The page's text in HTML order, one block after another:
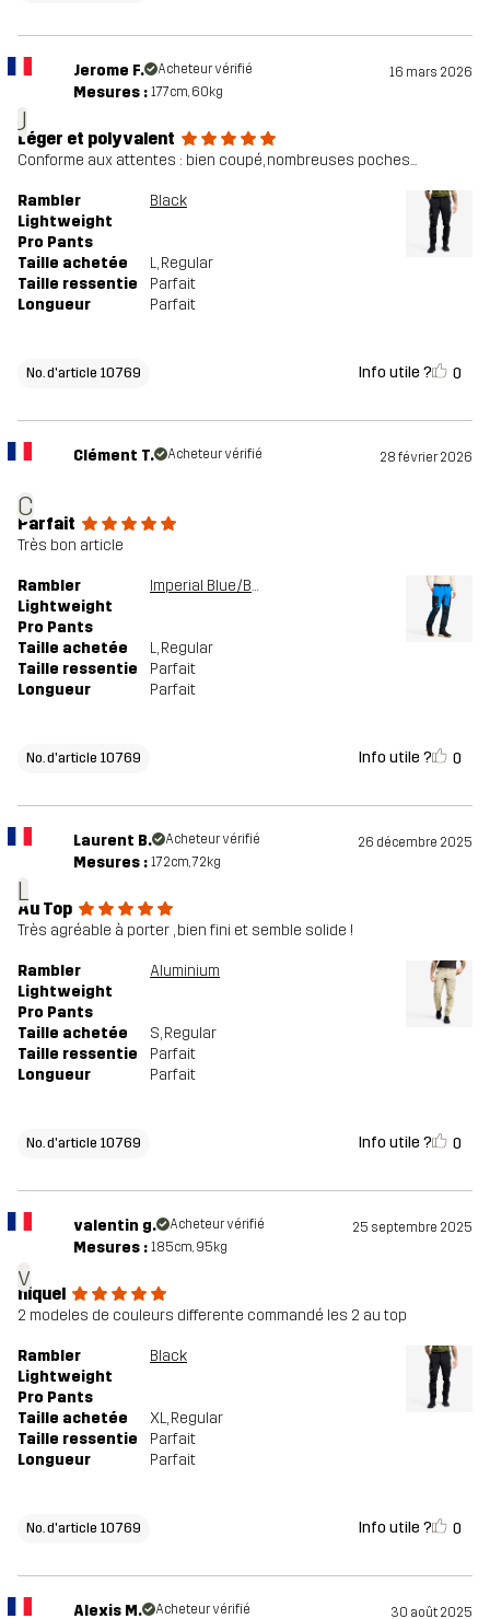
J
Jerome F. Acheteur vérifié 16 mars 2026
Mesures : 177cm, 60kg
Léger et polyvalent
Conforme aux attentes : bien coupé, nombreuses poches...
Rambler
Lightweight
Pro Pants
Black
Taille achetée L, Regular
Taille ressentie
Parfait
Longueur
Parfait
No. d'article 10769 Info utile ? 0
C
Clément T. Acheteur vérifié 28 février 2026
Parfait
Très bon article
Rambler
Lightweight
Pro Pants
Imperial Blue/Blueberry
Taille achetée L, Regular
Taille ressentie
Parfait
Longueur
Parfait
No. d'article 10769 Info utile ? 0
L
Laurent B. Acheteur vérifié 26 décembre 2025
Mesures : 172cm, 72kg
Au Top
Très agréable à porter , bien fini et semble solide !
Rambler
Lightweight
Pro Pants
Aluminium
Taille achetée S, Regular
Taille ressentie
Parfait
Longueur
Parfait
No. d'article 10769 Info utile ? 0
v
valentin g. Acheteur vérifié 25 septembre 2025
Mesures : 185cm, 95kg
niquel
2 modeles de couleurs differente commandé les 2 au top
Rambler
Lightweight
Pro Pants
Black
Taille achetée XL, Regular
Taille ressentie
Parfait
Longueur
Parfait
No. d'article 10769 Info utile ? 0
Alexis M. Acheteur vérifié 30 août 2025